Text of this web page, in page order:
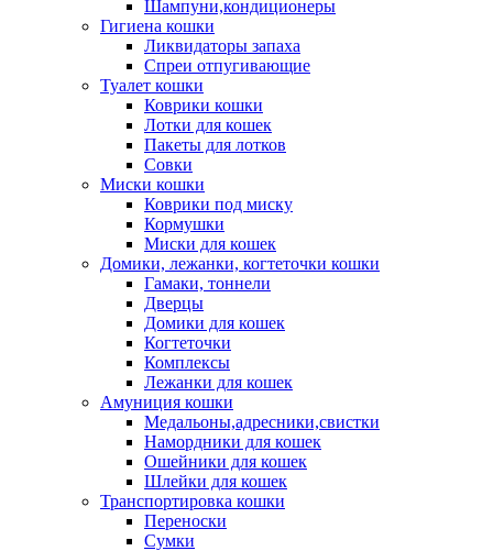
Шампуни,кондиционеры
Гигиена кошки
Ликвидаторы запаха
Спреи отпугивающие
Туалет кошки
Коврики кошки
Лотки для кошек
Пакеты для лотков
Совки
Миски кошки
Коврики под миску
Кормушки
Миски для кошек
Домики, лежанки, когтеточки кошки
Гамаки, тоннели
Дверцы
Домики для кошек
Когтеточки
Комплексы
Лежанки для кошек
Амуниция кошки
Медальоны,адресники,свистки
Намордники для кошек
Ошейники для кошек
Шлейки для кошек
Транспортировка кошки
Переноски
Сумки